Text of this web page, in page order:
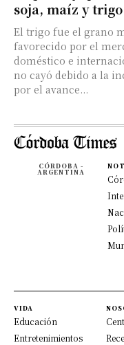
soja, maíz y trigo
El trigo fue el grano
favorecido por el
doméstico e
no cayó debido a la
por el avance...
CÓRDOBA -
ARGENTINA
VIDA
Educación
Entretenimientos